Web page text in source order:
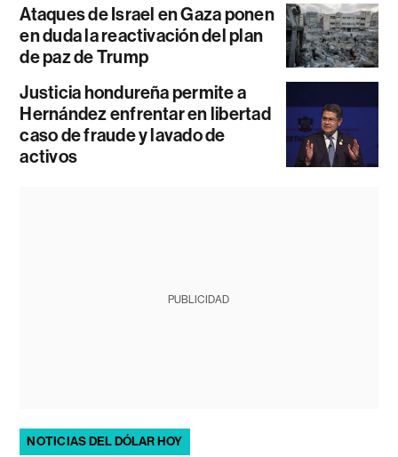
Ataques de Israel en Gaza ponen
en duda la reactivación del plan
de paz de Trump
Justicia hondureña permite a
Hernández enfrentar en libertad
caso de fraude y lavado de
activos
PUBLICIDAD
NOTICIAS DEL DÓLAR HOY